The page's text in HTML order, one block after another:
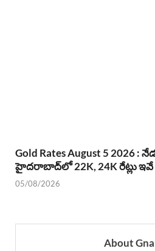
Gold Rates August 5 2026 :
హైదరాబాద్‌లో 22K, 24K రేట్లు ఇవే
05/08/2026
About